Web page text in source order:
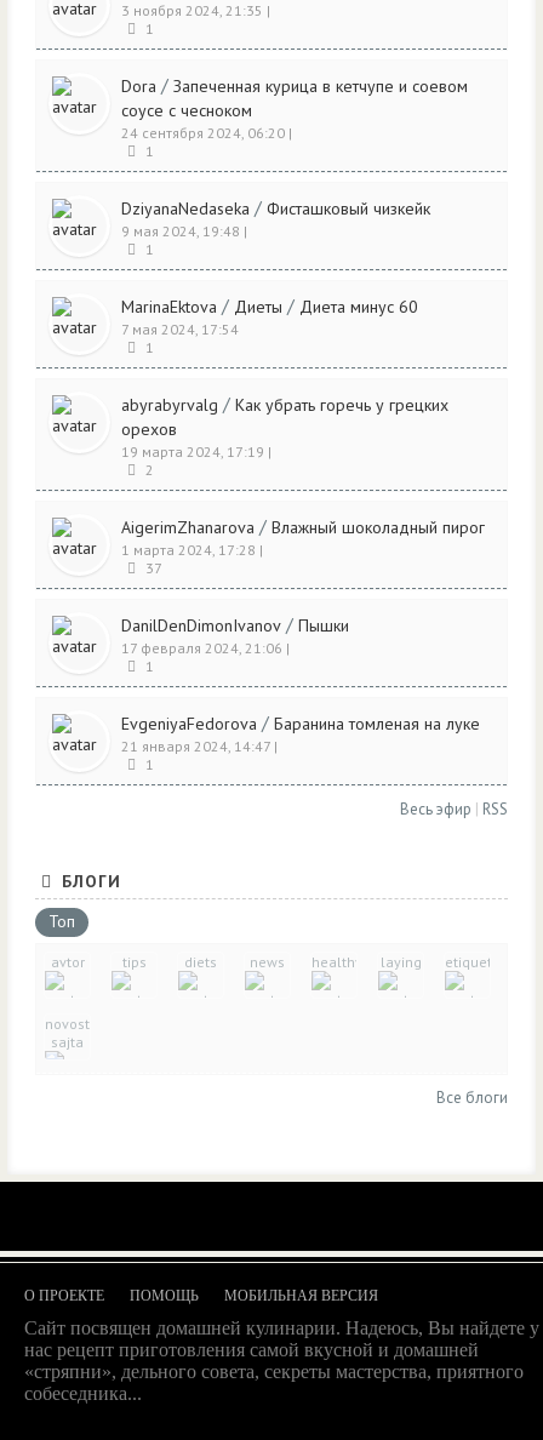
3 ноября 2024, 21:35 |
1
Dora / Запеченная курица в кетчупе и соевом
соусе с чесноком
24 сентября 2024, 06:20 |
1
DziyanaNedaseka / Фисташковый чизкейк
9 мая 2024, 19:48 |
1
MarinaEktova / Диеты / Диета минус 60
7 мая 2024, 17:54
1
abyrabyrvalg / Как убрать горечь у грецких
орехов
19 марта 2024, 17:19 |
2
AigerimZhanarova / Влажный шоколадный пирог
1 марта 2024, 17:28 |
37
DanilDenDimonIvanov / Пышки
17 февраля 2024, 21:06 |
1
EvgeniyaFedorova / Баранина томленая на луке
21 января 2024, 14:47 |
1
Весь эфир | RSS
БЛОГИ
Топ
avtor tips diets news healthy_eating
laying etiquette
novosti-
sajta
Все блоги
О ПРОЕКТЕ ПОМОЩЬ МОБИЛЬНАЯ ВЕРСИЯ
Сайт посвящен домашней кулинарии. Надеюсь, Вы найдете у
нас рецепт приготовления самой вкусной и домашней
«стряпни», дельного совета, секреты мастерства, приятного
собеседника...